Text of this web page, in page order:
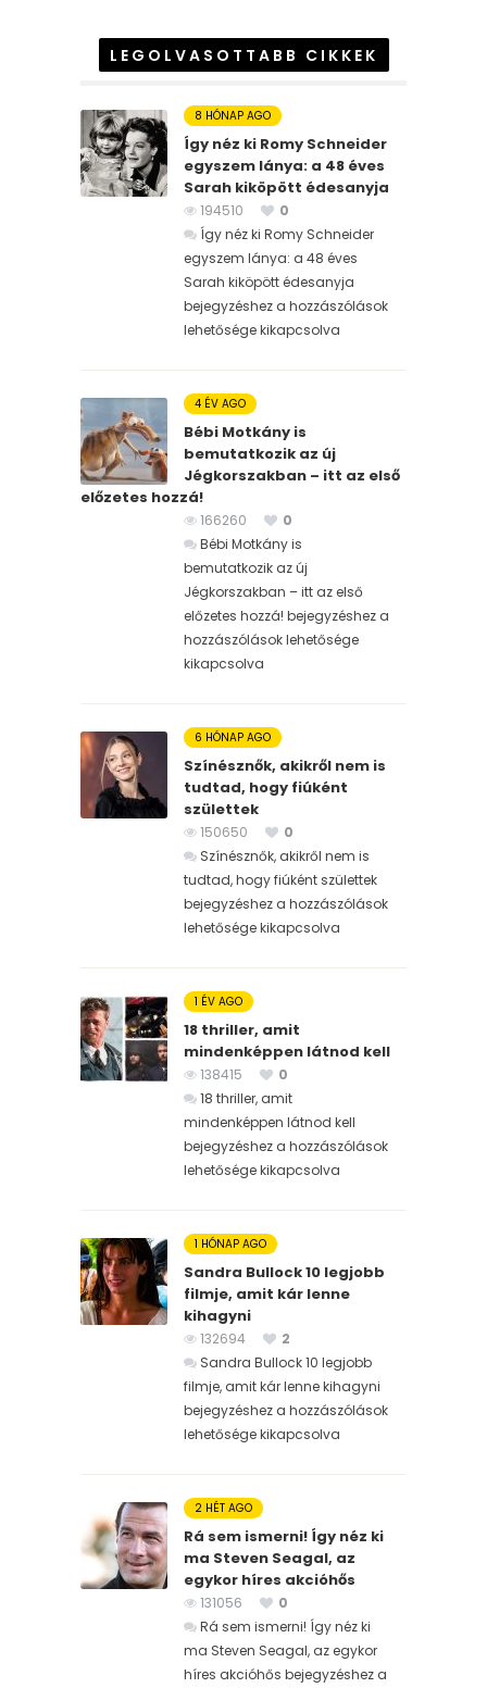
LEGOLVASOTTABB CIKKEK
8 HÓNAP AGO
Így néz ki Romy Schneider
egyszem lánya: a 48 éves
Sarah kiköpött édesanyja
194510
0
Így néz ki Romy Schneider
egyszem lánya: a 48 éves
Sarah kiköpött édesanyja
bejegyzéshez a hozzászólások
lehetősége kikapcsolva
4 ÉV AGO
Bébi Motkány is
bemutatkozik az új
Jégkorszakban – itt az első
előzetes hozzá!
166260
0
Bébi Motkány is
bemutatkozik az új
Jégkorszakban – itt az első
előzetes hozzá! bejegyzéshez a
hozzászólások lehetősége
kikapcsolva
6 HÓNAP AGO
Színésznők, akikről nem is
tudtad, hogy fiúként
születtek
150650
0
Színésznők, akikről nem is
tudtad, hogy fiúként születtek
bejegyzéshez a hozzászólások
lehetősége kikapcsolva
1 ÉV AGO
18 thriller, amit
mindenképpen látnod kell
138415
0
18 thriller, amit
mindenképpen látnod kell
bejegyzéshez a hozzászólások
lehetősége kikapcsolva
1 HÓNAP AGO
Sandra Bullock 10 legjobb
filmje, amit kár lenne
kihagyni
132694
2
Sandra Bullock 10 legjobb
filmje, amit kár lenne kihagyni
bejegyzéshez a hozzászólások
lehetősége kikapcsolva
2 HÉT AGO
Rá sem ismerni! Így néz ki
ma Steven Seagal, az
egykor híres akcióhős
131056
0
Rá sem ismerni! Így néz ki
ma Steven Seagal, az egykor
híres akcióhős bejegyzéshez a